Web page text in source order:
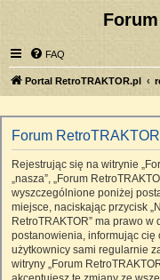
FAQ
Portal RetroTRAKTOR.pl
Forum
Rejestrując się na witrynie
„nasza”, „Forum
wyszczególnione poniżej
miejsce, naciskając przycisk
RetroTRAKTOR” ma prawo
postanowienia, informując cię
użytkownicy sami regularnie
witryny „Forum